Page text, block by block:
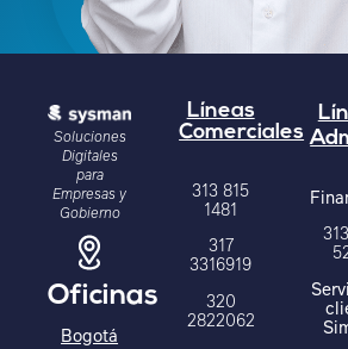
Soluciones
Digitales
para
Empresas y
Gobierno
Oficinas
Bogotá
Líneas
Comerciales
313 815
1481
317
3316919
320
2822062